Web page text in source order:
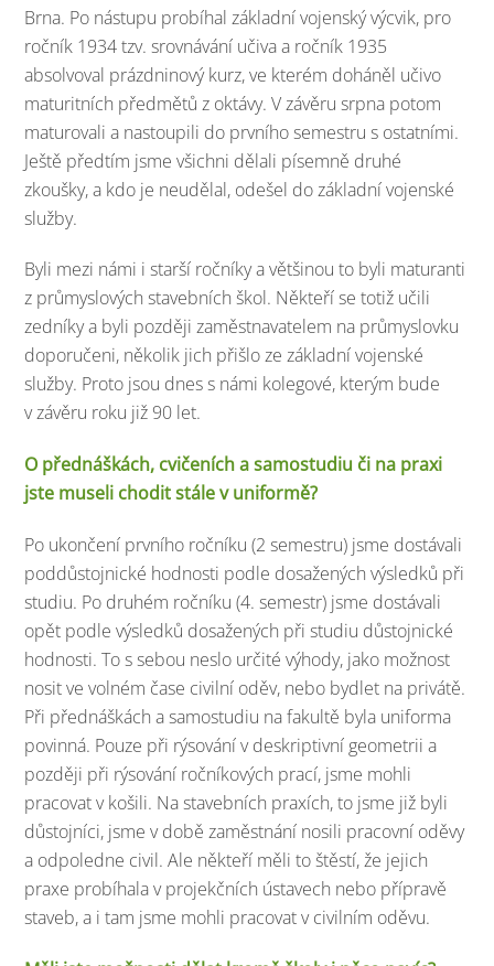
Brna. Po nástupu probíhal základní vojenský výcvik, pro
ročník 1934 tzv. srovnávání učiva a ročník 1935
absolvoval prázdninový kurz, ve kterém doháněl učivo
maturitních předmětů z oktávy. V závěru srpna potom
maturovali a nastoupili do prvního semestru s ostatními.
Ještě předtím jsme všichni dělali písemně druhé
zkoušky, a kdo je neudělal, odešel do základní vojenské
služby.
Byli mezi námi i starší ročníky a většinou to byli maturanti
z průmyslových stavebních škol. Někteří se totiž učili
zedníky a byli později zaměstnavatelem na průmyslovku
doporučeni, několik jich přišlo ze základní vojenské
služby. Proto jsou dnes s námi kolegové, kterým bude
v závěru roku již 90 let.
O přednáškách, cvičeních a samostudiu či na praxi
jste museli chodit stále v uniformě?
Po ukončení prvního ročníku (2 semestru) jsme dostávali
poddůstojnické hodnosti podle dosažených výsledků při
studiu. Po druhém ročníku (4. semestr) jsme dostávali
opět podle výsledků dosažených při studiu důstojnické
hodnosti. To s sebou neslo určité výhody, jako možnost
nosit ve volném čase civilní oděv, nebo bydlet na privátě.
Při přednáškách a samostudiu na fakultě byla uniforma
povinná. Pouze při rýsování v deskriptivní geometrii a
později při rýsování ročníkových prací, jsme mohli
pracovat v košili. Na stavebních praxích, to jsme již byli
důstojníci, jsme v době zaměstnání nosili pracovní oděvy
a odpoledne civil. Ale někteří měli to štěstí, že jejich
praxe probíhala v projekčních ústavech nebo přípravě
staveb, a i tam jsme mohli pracovat v civilním oděvu.